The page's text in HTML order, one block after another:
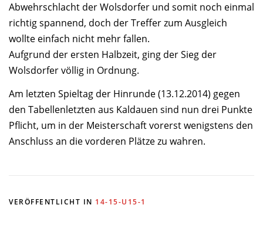
Abwehrschlacht der Wolsdorfer und somit noch einmal
richtig spannend, doch der Treffer zum Ausgleich
wollte einfach nicht mehr fallen.
Aufgrund der ersten Halbzeit, ging der Sieg der
Wolsdorfer völlig in Ordnung.
Am letzten Spieltag der Hinrunde (13.12.2014) gegen
den Tabellenletzten aus Kaldauen sind nun drei Punkte
Pflicht, um in der Meisterschaft vorerst wenigstens den
Anschluss an die vorderen Plätze zu wahren.
VERÖFFENTLICHT IN 14-15-U15-1